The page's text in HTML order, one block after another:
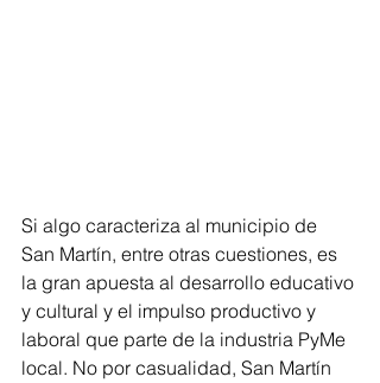
Si algo caracteriza al municipio de
San Martín, entre otras cuestiones, es
la gran apuesta al desarrollo educativo
y cultural y el impulso productivo y
laboral que parte de la industria PyMe
local. No por casualidad, San Martín